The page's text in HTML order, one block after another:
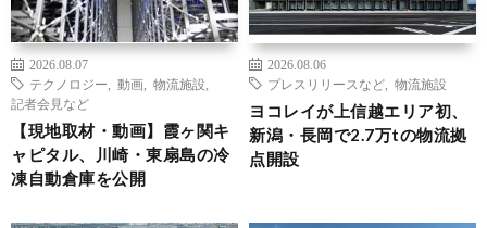
2026.08.07
テクノロジー
動画 物流施設
記者会見など
【現地取材・動画】霞ヶ関キ
ャピタル、川崎・東扇島の冷
凍自動倉庫を公開
2026.08.06
プレスリリースなど
物流施設
ヨコレイが上信越エリア初、
新潟・長岡で2.7万tの物流拠
点開設